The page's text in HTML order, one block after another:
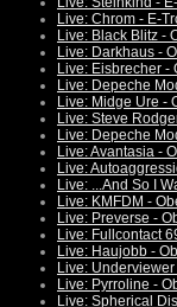
Live: Chrom - E-
Live: Black Blitz -
Live: Darkhaus -
Live: Eisbrecher -
Live: Depeche
Live: Midge Ure -
Live: Steve
Live: Depeche
Live: Avantasia -
Live:
Live: ...And So I
Live: KMFDM -
Live: Preverse -
Live: Fullcontact
Live: Haujobb -
Live:
Live: Pyrroline -
Live: Spherical